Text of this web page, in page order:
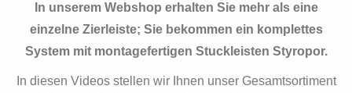
In unserem Webshop erhalten Sie mehr als eine
einzelne Zierleiste; Sie bekommen ein komplettes
System mit montagefertigen Stuckleisten Styropor.
In diesen Videos stellen wir Ihnen unser Gesamtsortiment